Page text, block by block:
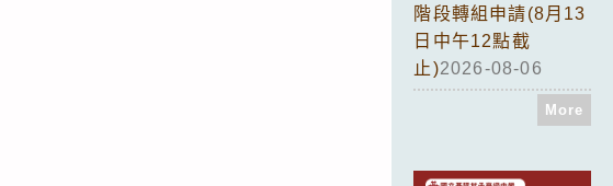
階段轉組申請(8月13
日中午12點截
止)2026-08-06
More